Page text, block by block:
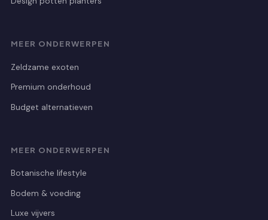
MEER ONDERWERPEN
Zeldzame exoten
Premium onderhoud
Budget alternatieven
MEER ONDERWERPEN
Botanische lifestyle
Bodem & voeding
Luxe vijvers